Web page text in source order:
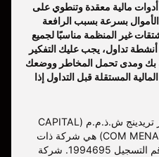
مالية معقدة وتنطوي على
بسرعة بسبب الرافعة
غير المنظمة مناسبًا لجميع
تداول، يجب عليك التفكير
بك ومدى تحمل المخاطر ووضعك
المستقلة قبل التداول إذا
شركة كابيتال كوم مينا سيكيوريتيز تريدينج ش.ذ.م.م (CAPITAL
COM MENA SECURITIES TRADING L.L.C) هي شركة ذات
مسؤولية محدودة مُسجّلة تحت رقم التسجيل 1994695. شركة